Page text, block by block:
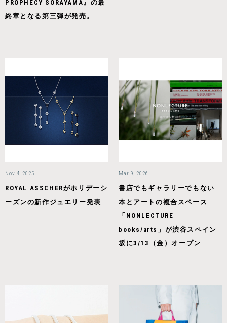
PROPHECY SORAYAMA』の最
終章となる第三弾が発売。
Nov 4, 2025
ROYAL ASSCHERがホリデーシ
ーズンの新作ジュエリー発表
Mar 9, 2026
書店でもギャラリーでもない
本とアートの複合スペース
「NONLECTURE
books/arts」が渋谷スペイン
坂に3/13（金）オープン